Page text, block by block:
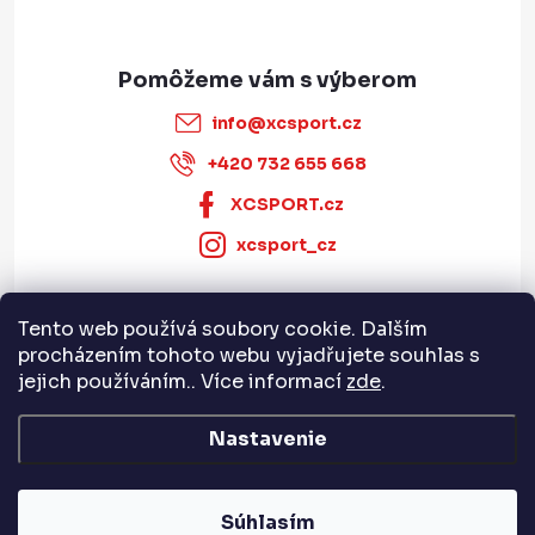
Tento web používá soubory cookie. Dalším
procházením tohoto webu vyjadřujete souhlas s
jejich používáním.. Více informací zde.
Nastavenie
Súhlasím
info@xcsport.cz
+420 732 655 668
XCSPORT.cz
xcsport_cz
Informace pro vás
Servis a služby